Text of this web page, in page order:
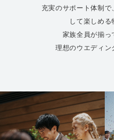
充実のサポート体制
して楽しめる
家族全員が揃っ
理想のウエディン